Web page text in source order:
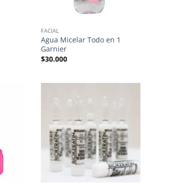
FACIAL
Agua Micelar Todo en 1
Garnier
$30.000